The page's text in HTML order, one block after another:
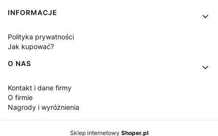
INFORMACJE
Polityka prywatności
Jak kupować?
O NAS
Kontakt i dane firmy
O firmie
Nagrody i wyróżnienia
Sklep internetowy Shoper.pl